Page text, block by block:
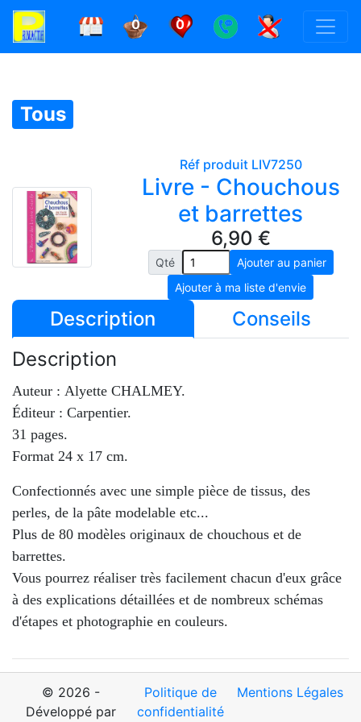
0 0
Tous
Réf produit LIV7250
Livre - Chouchous
et barrettes
6,90 €
Qté
Description
Conseils
Description
Auteur : Alyette CHALMEY.
Éditeur : Carpentier.
31 pages.
Format 24 x 17 cm.
Confectionnés avec une simple pièce de tissus, des
perles, de la pâte modelable etc...
Plus de 80 modèles originaux de chouchous et de
barrettes.
Vous pourrez réaliser très facilement chacun d'eux grâce
à des explications détaillées et de nombreux schémas
d'étapes et photographie en couleurs.
© 2026 -
Développé par
Politique de
confidentialité
Mentions Légales